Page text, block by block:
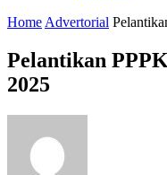
Home Advertorial
Pelantikan
2025